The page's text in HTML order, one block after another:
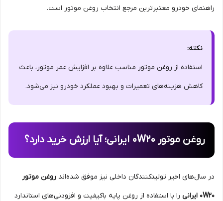
راهنمای خودرو معتبرترین مرجع انتخاب روغن موتور است.
نکته:
استفاده از روغن موتور مناسب علاوه بر افزایش عمر موتور، باعث
کاهش هزینه‌های تعمیرات و بهبود عملکرد خودرو نیز می‌شود.
روغن موتور 0W20 ایرانی؛ آیا ارزش خرید دارد؟
در سال‌های اخیر تولیدکنندگان داخلی نیز موفق شده‌اند روغن موتور
0W20 ایرانی
را با استفاده از روغن پایه باکیفیت و افزودنی‌های استاندارد